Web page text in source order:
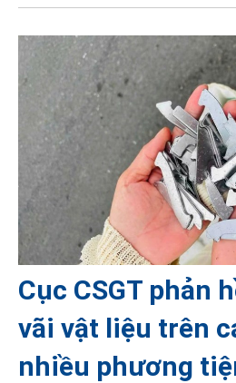
Cục CSGT phản
vãi vật liệu trên
nhiều phương